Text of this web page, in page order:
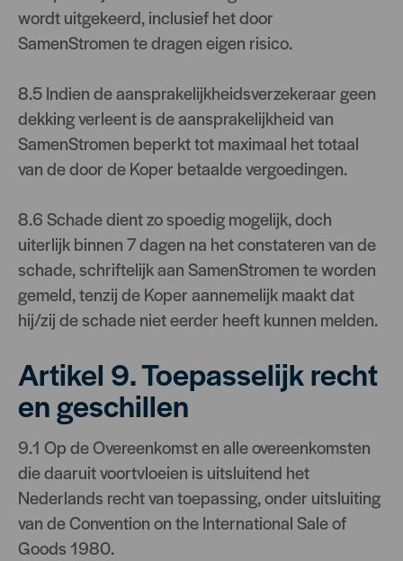
wordt uitgekeerd, inclusief het door
SamenStromen te dragen eigen risico.
8.5 Indien de aansprakelijkheidsverzekeraar geen
dekking verleent is de aansprakelijkheid van
SamenStromen beperkt tot maximaal het totaal
van de door de Koper betaalde vergoedingen.
8.6 Schade dient zo spoedig mogelijk, doch
uiterlijk binnen 7 dagen na het constateren van de
schade, schriftelijk aan SamenStromen te worden
gemeld, tenzij de Koper aannemelijk maakt dat
hij/zij de schade niet eerder heeft kunnen melden.
Artikel 9. Toepasselijk recht
en geschillen
9.1 Op de Overeenkomst en alle overeenkomsten
die daaruit voortvloeien is uitsluitend het
Nederlands recht van toepassing, onder uitsluiting
van de Convention on the International Sale of
Goods 1980.